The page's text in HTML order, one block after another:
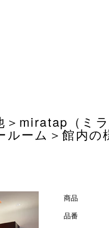
miratap（ミ
ルーム ＞館内の
商品
品番